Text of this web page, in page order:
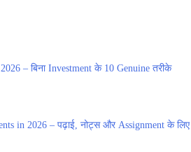
– बिना Investment के 10 Genuine तरीके
in 2026 – पढ़ाई, नोट्स और Assignment के लिए